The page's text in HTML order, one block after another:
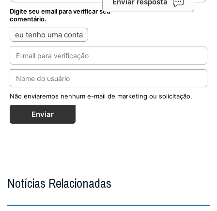
Digite seu email para verificar seu
comentário.
eu tenho uma conta
Não enviaremos nenhum e-mail de marketing ou solicitação.
Enviar
Notícias Relacionadas